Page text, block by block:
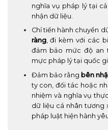
nghĩa vụ pháp lý tại
nhận dữ liệu.
Chỉ tiến hành chuyển
ràng, đi kèm với các
đảm bảo mức độ an
mực pháp lý tại quốc
Đảm bảo rằngbên
ty con, đối tác hoặc
nhiệm và nghĩa vụ
dữ liệu cá nhân tương
pháp luật hiện hành